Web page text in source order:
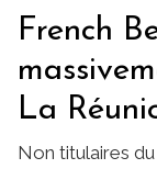
French
La
Non titulaires